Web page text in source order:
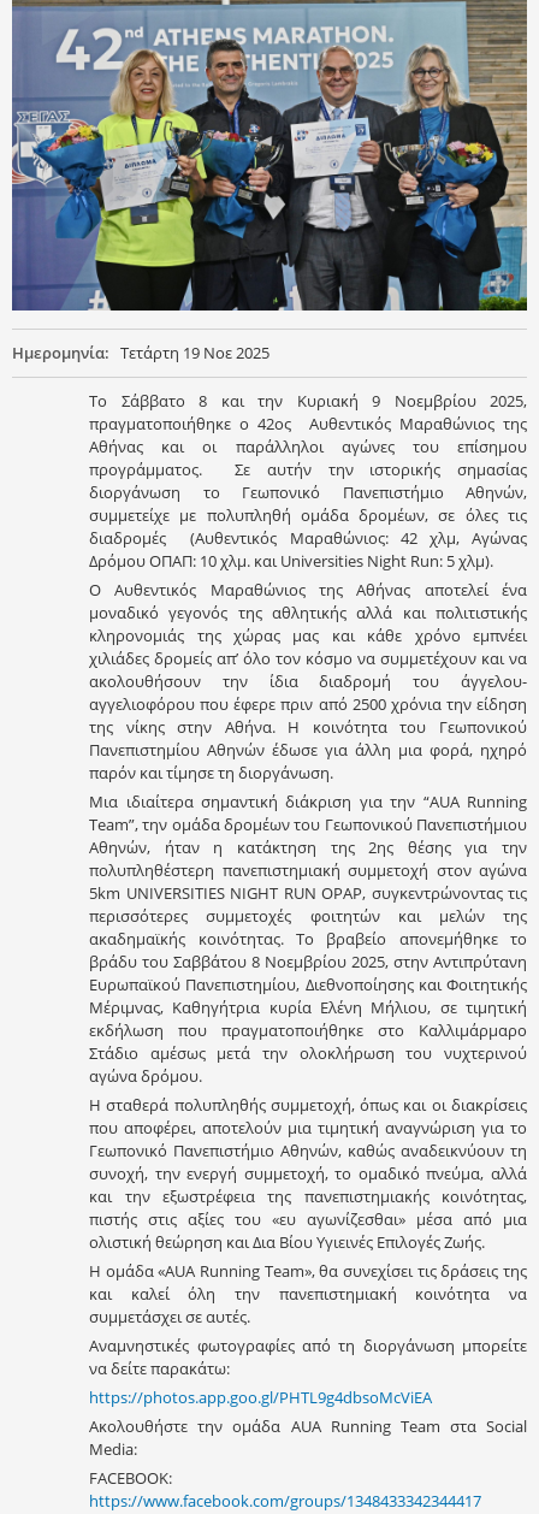
Ημερομηνία: Τετάρτη 19 Νοε 2025
Το Σάββατο 8 και την Κυριακή 9 Νοεμβρίου 2025,
πραγματοποιήθηκε ο 42ος Αυθεντικός Μαραθώνιος της
Αθήνας και οι παράλληλοι αγώνες του επίσημου
προγράμματος. Σε αυτήν την ιστορικής σημασίας
διοργάνωση το Γεωπονικό Πανεπιστήμιο Αθηνών,
συμμετείχε με πολυπληθή ομάδα δρομέων, σε όλες τις
διαδρομές (Αυθεντικός Μαραθώνιος: 42 χλμ, Αγώνας
Δρόμου ΟΠΑΠ: 10 χλμ. και Universities Night Run: 5 χλμ).
Ο Αυθεντικός Μαραθώνιος της Αθήνας αποτελεί ένα
μοναδικό γεγονός της αθλητικής αλλά και πολιτιστικής
κληρονομιάς της χώρας μας και κάθε χρόνο εμπνέει
χιλιάδες δρομείς απ’ όλο τον κόσμο να συμμετέχουν και να
ακολουθήσουν την ίδια διαδρομή του άγγελου-
αγγελιοφόρου που έφερε πριν από 2500 χρόνια την είδηση
της νίκης στην Αθήνα. Η κοινότητα του Γεωπονικού
Πανεπιστημίου Αθηνών έδωσε για άλλη μια φορά, ηχηρό
παρόν και τίμησε τη διοργάνωση.
Μια ιδιαίτερα σημαντική διάκριση για την “AUA Running
Team”, την ομάδα δρομέων του Γεωπονικού Πανεπιστήμιου
Αθηνών, ήταν η κατάκτηση της 2ης θέσης για την
πολυπληθέστερη πανεπιστημιακή συμμετοχή στον αγώνα
5km UNIVERSITIES NIGHT RUN OPAP, συγκεντρώνοντας τις
περισσότερες συμμετοχές φοιτητών και μελών της
ακαδημαϊκής κοινότητας. Το βραβείο απονεμήθηκε το
βράδυ του Σαββάτου 8 Νοεμβρίου 2025, στην Αντιπρύτανη
Ευρωπαϊκού Πανεπιστημίου, Διεθνοποίησης και Φοιτητικής
Μέριμνας, Καθηγήτρια κυρία Ελένη Μήλιου, σε τιμητική
εκδήλωση που πραγματοποιήθηκε στο Καλλιμάρμαρο
Στάδιο αμέσως μετά την ολοκλήρωση του νυχτερινού
αγώνα δρόμου.
Η σταθερά πολυπληθής συμμετοχή, όπως και οι διακρίσεις
που αποφέρει, αποτελούν μια τιμητική αναγνώριση για το
Γεωπονικό Πανεπιστήμιο Αθηνών, καθώς αναδεικνύουν τη
συνοχή, την ενεργή συμμετοχή, το ομαδικό πνεύμα, αλλά
και την εξωστρέφεια της πανεπιστημιακής κοινότητας,
πιστής στις αξίες του «ευ αγωνίζεσθαι» μέσα από μια
ολιστική θεώρηση και Δια Βίου Υγιεινές Επιλογές Ζωής.
Η ομάδα «AUA Running Team», θα συνεχίσει τις δράσεις της
και καλεί όλη την πανεπιστημιακή κοινότητα να
συμμετάσχει σε αυτές.
Αναμνηστικές φωτογραφίες από τη διοργάνωση μπορείτε
να δείτε παρακάτω:
https://photos.app.goo.gl/PHTL9g4dbsoMcViEA
Ακολουθήστε την ομάδα AUA Running Team στα Social
Media:
FACEBOOK:
https://www.facebook.com/groups/1348433342344417